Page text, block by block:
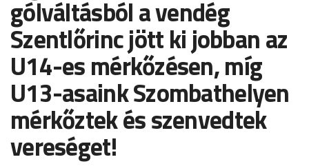
gólváltásból a vendég
Szentlőrinc jött ki jobban az
U14-es mérkőzésen, míg
U13-asaink Szombathelyen
mérkőztek és szenvedtek
vereséget!